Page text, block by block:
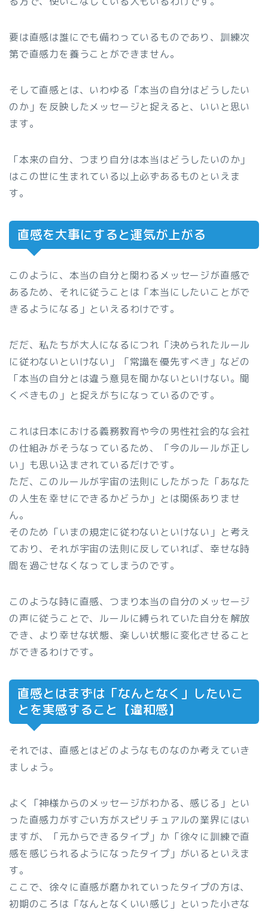
要は直感は誰にでも備わっているものであり、訓練次
第で直感力を養うことができません。
そして直感とは、いわゆる「本当の自分はどうしたい
のか」を反映したメッセージと捉えると、いいと思い
ます。
「本来の自分、つまり自分は本当はどうしたいのか」
はこの世に生まれている以上必ずあるものといえま
す。
直感を大事にすると運気が上がる
このように、本当の自分と関わるメッセージが直感で
あるため、それに従うことは「本当にしたいことがで
きるようになる」といえるわけです。
だだ、私たちが大人になるにつれ「決められたルール
に従わないといけない」「常識を優先すべき」などの
「本当の自分とは違う意見を聞かないといけない。聞
くべきもの」と捉えがちになっているのです。
これは日本における義務教育や今の男性社会的な会社
の仕組みがそうなっているため、「今のルールが正し
い」も思い込まされているだけです。
ただ、このルールが宇宙の法則にしたがった「あなた
の人生を幸せにできるかどうか」とは関係ありませ
ん。
そのため「いまの規定に従わないといけない」と考え
ており、それが宇宙の法則に反していれば、幸せな時
間を過ごせなくなってしまうのです。
このような時に直感、つまり本当の自分のメッセージ
の声に従うことで、ルールに縛られていた自分を解放
でき、より幸せな状態、楽しい状態に変化させること
ができるわけです。
直感とはまずは「なんとなく」したいこ
とを実感すること【違和感】
それでは、直感とはどのようなものなのか考えていき
ましょう。
よく「神様からのメッセージがわかる、感じる」とい
った直感力がすごい方がスピリチュアルの業界にはい
ますが、「元からできるタイプ」か「徐々に訓練で直
感を感じられるようになったタイプ」がいるといえま
す。
ここで、徐々に直感が磨かれていったタイプの方は、
初期のころは「なんとなくいい感じ」といった小さな